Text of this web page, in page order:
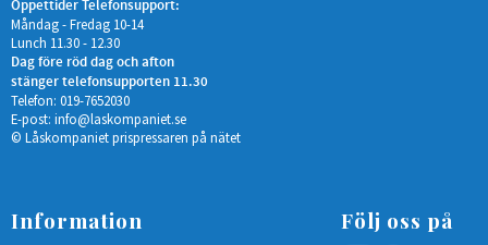
Öppettider Telefonsupport:
Måndag - Fredag 10-14
Lunch 11.30 - 12.30
Dag före röd dag och afton
stänger telefonsupporten 11.30
Telefon: 019-7652030
E-post: info@laskompaniet.se
© Låskompaniet prispressaren på nätet
Information Följ oss på